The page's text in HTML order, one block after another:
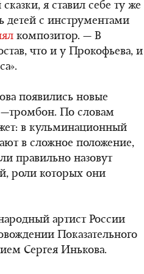
я ставил себе ту же
детей с инструментами
композитор. — В
что и у Прокофьева, и
появились новые
—тромбон. По словам
в кульминационный
в сложное положение,
правильно назовут
роли которых они
артист России
Показательного
Сергея Инькова.